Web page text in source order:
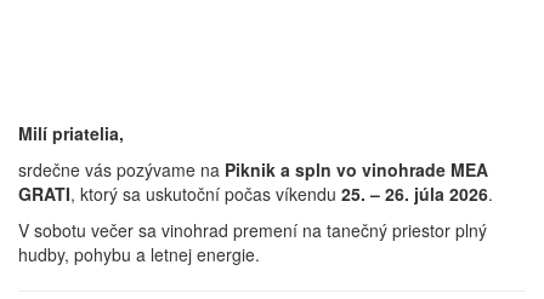
Milí priatelia,
srdečne vás pozývame na Piknik a spln vo vinohrade MEA
GRATI, ktorý sa uskutoční počas víkendu 25. – 26. júla 2026.
V sobotu večer sa vinohrad premení na tanečný priestor plný
hudby, pohybu a letnej energie.